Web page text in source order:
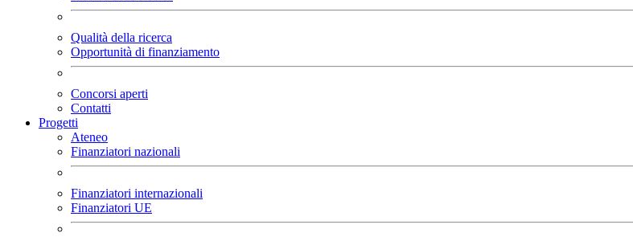
Qualità della ricerca
Opportunità di finanziamento
Concorsi aperti
Contatti
Progetti
Ateneo
Finanziatori nazionali
Finanziatori internazionali
Finanziatori UE